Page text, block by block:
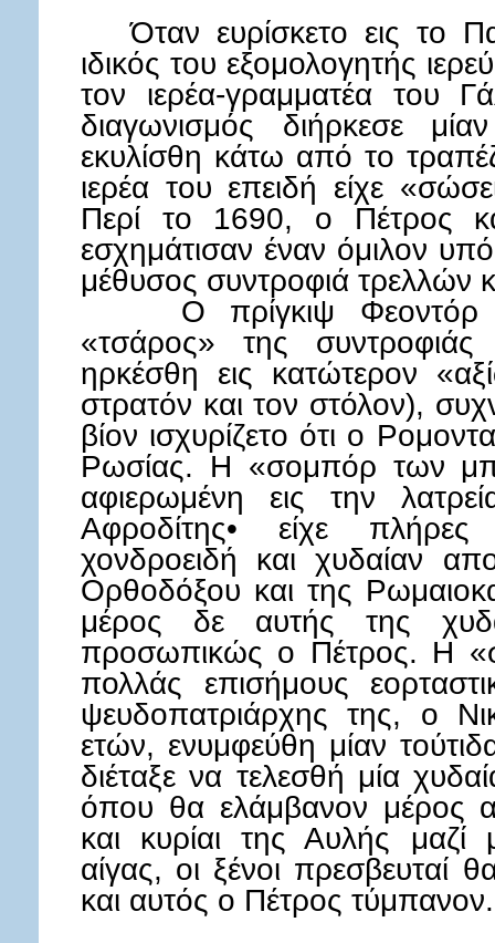
Όταν ευρίσκετο εις το
ιδικός του εξομολογητής
τον ιερέα-γραμματέα του
διαγωνισμός διήρκεσε
εκυλίσθη κάτω από το
ιερέα του επειδή είχε
Περί το 1690, ο Πέτρος
εσχημάτισαν έναν όμιλον
μέθυσος συντροφιά τρελλών
Ο πρίγκιψ Φεοντόρ
«τσάρος» της
ηρκέσθη εις κατώτερον
στρατόν και τον στόλον),
βίον ισχυρίζετο ότι ο
Ρωσίας. Η «σομπόρ των
αφιερωμένη εις την
Αφροδίτης• είχε πλήρες
χονδροειδή και χυδαίαν
Ορθοδόξου και της
μέρος δε αυτής της
προσωπικώς ο Πέτρος. Η
πολλάς επισήμους
ψευδοπατριάρχης της, ο
ετών, ενυμφεύθη μίαν
διέταξε να τελεσθή μία
όπου θα ελάμβανον μέρος
και κυρίαι της Αυλής
αίγας, οι ξένοι πρεσβευταί
και αυτός ο Πέτρος